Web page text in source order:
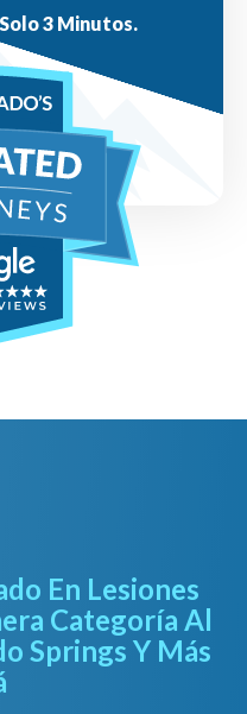
Solo 3 Minutos.
En Lesiones
Categoría Al
Springs Y Más